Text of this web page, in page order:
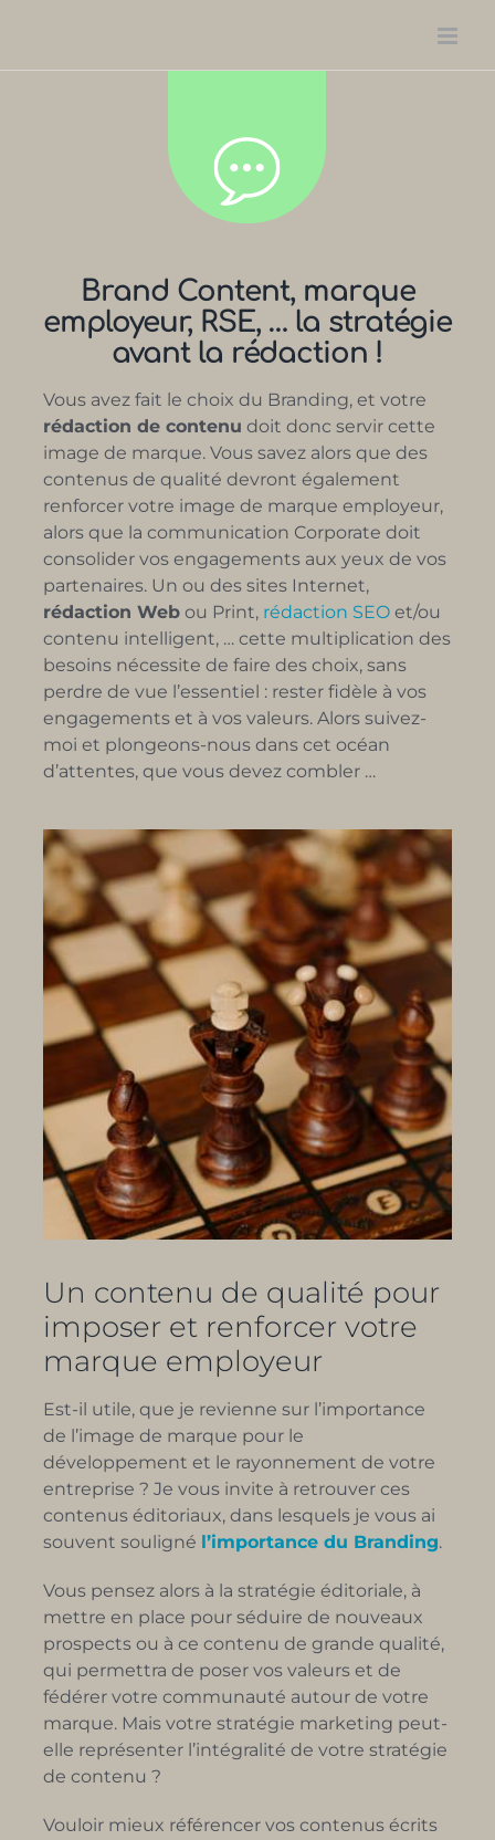
contenu
Brand Content, marque
employeur, RSE, … la stratégie
avant la rédaction !
Vous avez fait le choix du Branding, et votre
rédaction de contenu doit donc servir cette
image de marque. Vous savez alors que des
contenus de qualité devront également
renforcer votre image de marque employeur,
alors que la communication Corporate doit
consolider vos engagements aux yeux de vos
partenaires. Un ou des sites Internet,
rédaction Webou Print, rédaction SEOet/ou
contenu intelligent, … cette multiplication des
besoins nécessite de faire des choix, sans
perdre de vue l’essentiel : rester fidèle à vos
engagements et à vos valeurs. Alors suivez-
moi et plongeons-nous dans cet océan
d’attentes, que vous devez combler …
Un contenu de qualité pour
imposer et renforcer votre
marque employeur
Est-il utile, que je revienne sur l’importance
de l’image de marque pour le
développement et le rayonnement de votre
entreprise ? Je vous invite à retrouver ces
contenus éditoriaux, dans lesquels je vous ai
souvent souligné l’importance du Branding.
Vous pensez alors à la stratégie éditoriale, à
mettre en place pour séduire de nouveaux
prospects ou à ce contenu de grande qualité,
qui permettra de poser vos valeurs et de
fédérer votre communauté autour de votre
marque. Mais votre stratégie marketing peut-
elle représenter l’intégralité de votre stratégie
de contenu ?
Vouloir mieux référencer vos contenus écrits